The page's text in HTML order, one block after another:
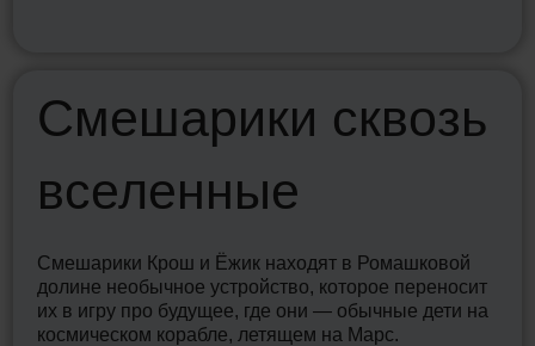
Смешарики сквозь
вселенные
Смешарики Крош и Ёжик находят в Ромашковой
долине необычное устройство, которое переносит
их в игру про будущее, где они — обычные дети на
космическом корабле, летящем на Марс.